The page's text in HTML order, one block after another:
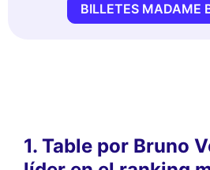
BILLETES MADAME
1. Table por Bruno